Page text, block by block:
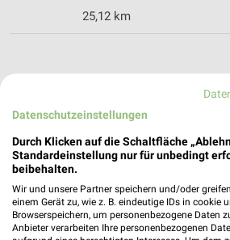
25,12 km
Datenschutzeinstellungen
Durch Klicken auf die Schaltfläche
Standardeinstellung nur für unbedingt
beibehalten.
Wir und unsere Partner speichern und/oder
einem Gerät zu, wie z. B. eindeutige IDs in cookie
Browserspeichern, um personenbezogene Daten
Anbieter verarbeiten Ihre personenbezogenen